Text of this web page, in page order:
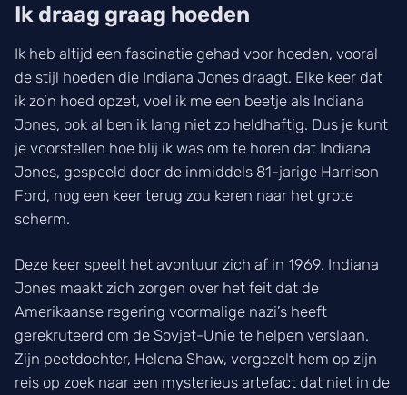
Ik draag graag hoeden
Ik heb altijd een fascinatie gehad voor hoeden, vooral
de stijl hoeden die Indiana Jones draagt. Elke keer dat
ik zo’n hoed opzet, voel ik me een beetje als Indiana
Jones, ook al ben ik lang niet zo heldhaftig. Dus je kunt
je voorstellen hoe blij ik was om te horen dat Indiana
Jones, gespeeld door de inmiddels 81-jarige Harrison
Ford, nog een keer terug zou keren naar het grote
scherm.
Deze keer speelt het avontuur zich af in 1969. Indiana
Jones maakt zich zorgen over het feit dat de
Amerikaanse regering voormalige nazi’s heeft
gerekruteerd om de Sovjet-Unie te helpen verslaan.
Zijn peetdochter, Helena Shaw, vergezelt hem op zijn
reis op zoek naar een mysterieus artefact dat niet in de